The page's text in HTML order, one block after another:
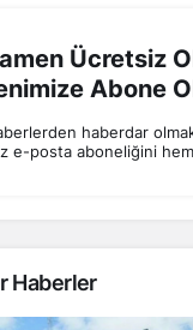
Ücretsiz
Abone
haberdar
e-posta aboneliğini
Haberler